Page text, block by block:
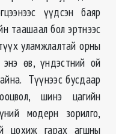
үүдсэн баяр
таашаал бол эртнээс
уламжлалтай орны
өв, үндэстний ой
Түүнээс бусдаар
шинэ цагийн
модерн зорилго,
цохиж гарах агшны